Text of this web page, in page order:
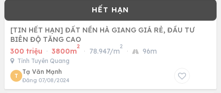
[TIN HẾT HẠN] ĐẤT NỀN HÀ GIANG GIÁ RẺ, ĐẦU TƯ
BIÊN ĐỘ TĂNG CAO
300 triệu · 3800m
2
· 78.947/m
2
· 96m
Tỉnh Tuyên Quang
T
Tạ Văn Mạnh
Đăng 07/08/2024